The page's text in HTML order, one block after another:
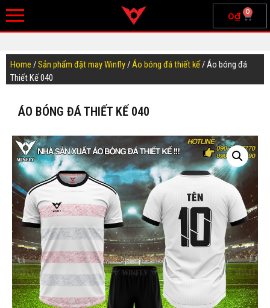
0₫ 0
Home /Sản phẩm đặt may Winfly/Áo bóng đá thiết kế/ Áo bóng đá
Thiết Kế 040
ÁO BÓNG ĐÁ THIẾT KẾ 040